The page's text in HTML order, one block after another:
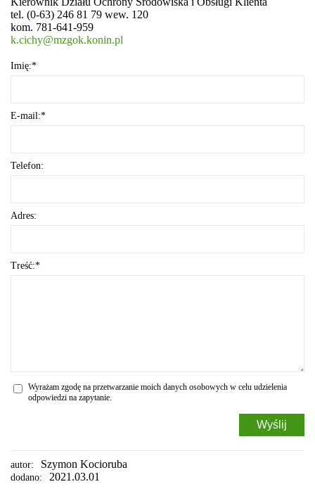
tel. (0-63) 246 81 79 wew. 120
kom. 781-641-959
k.cichy@mzgok.konin.pl
Imię:*
E-mail:*
Telefon:
Adres:
Treść:*
Wyrażam zgodę na przetwarzanie moich danych osobowych w celu udzielenia
odpowiedzi na zapytanie.
autor: Szymon Kocioruba
dodano: 2021.03.01